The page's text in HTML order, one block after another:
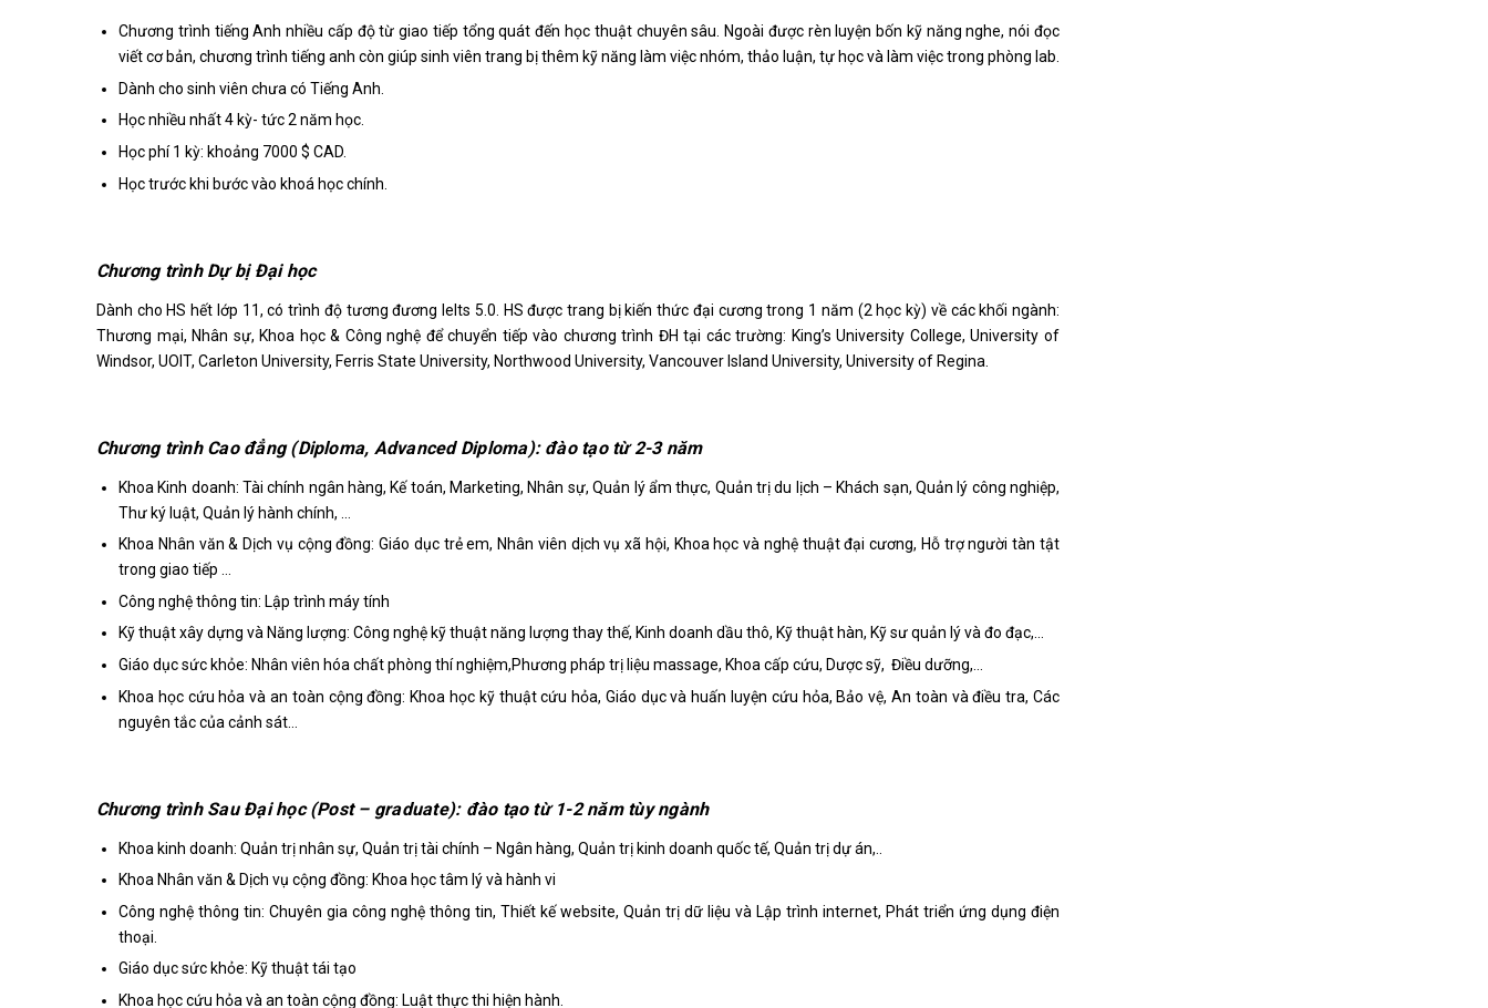
Chương trình tiếng Anh nhiều cấp độ từ giao tiếp tổng quát đến học thuật chuyên sâu. Ngoài được rèn luyện bốn kỹ năng nghe, nói đọc
viết cơ bản, chương trình tiếng anh còn giúp sinh viên trang bị thêm kỹ năng làm việc nhóm, thảo luận, tự học và làm việc trong phòng lab.
Dành cho sinh viên chưa có Tiếng Anh.
Học nhiều nhất 4 kỳ- tức 2 năm học.
Học phí 1 kỳ: khoảng 7000 $ CAD.
Học trước khi bước vào khoá học chính.
Chương trình Dự bị Đại học
Dành cho HS hết lớp 11, có trình độ tương đương Ielts 5.0. HS được trang bị kiến thức đại cương trong 1 năm (2 học kỳ) về các khối ngành:
Thương mại, Nhân sự, Khoa học & Công nghệ để chuyển tiếp vào chương trình ĐH tại các trường: King’s University College, University of
Windsor, UOIT, Carleton University, Ferris State University, Northwood University, Vancouver Island University, University of Regina.
Chương trình Cao đẳng (Diploma, Advanced Diploma): đào tạo từ 2-3 năm
Khoa Kinh doanh: Tài chính ngân hàng, Kế toán, Marketing, Nhân sự, Quản lý ẩm thực, Quản trị du lịch – Khách sạn, Quản lý công nghiệp,
Thư ký luật, Quản lý hành chính, …
Khoa Nhân văn & Dịch vụ cộng đồng: Giáo dục trẻ em, Nhân viên dịch vụ xã hội, Khoa học và nghệ thuật đại cương, Hỗ trợ người tàn tật
trong giao tiếp …
Công nghệ thông tin: Lập trình máy tính
Kỹ thuật xây dựng và Năng lượng: Công nghệ kỹ thuật năng lượng thay thế, Kinh doanh dầu thô, Kỹ thuật hàn, Kỹ sư quản lý và đo đạc,…
Giáo dục sức khỏe: Nhân viên hóa chất phòng thí nghiệm,Phương pháp trị liệu massage, Khoa cấp cứu, Dược sỹ, Điều dưỡng,…
Khoa học cứu hỏa và an toàn cộng đồng: Khoa học kỹ thuật cứu hỏa, Giáo dục và huấn luyện cứu hỏa, Bảo vệ, An toàn và điều tra, Các
nguyên tắc của cảnh sát…
Chương trình Sau Đại học (Post – graduate): đào tạo từ 1-2 năm tùy ngành
Khoa kinh doanh: Quản trị nhân sự, Quản trị tài chính – Ngân hàng, Quản trị kinh doanh quốc tế, Quản trị dự án,..
Khoa Nhân văn & Dịch vụ cộng đồng: Khoa học tâm lý và hành vi
Công nghệ thông tin: Chuyên gia công nghệ thông tin, Thiết kế website, Quản trị dữ liệu và Lập trình internet, Phát triển ứng dụng điện
thoại.
Giáo dục sức khỏe: Kỹ thuật tái tạo
Khoa học cứu hỏa và an toàn cộng đồng: Luật thực thi hiện hành.